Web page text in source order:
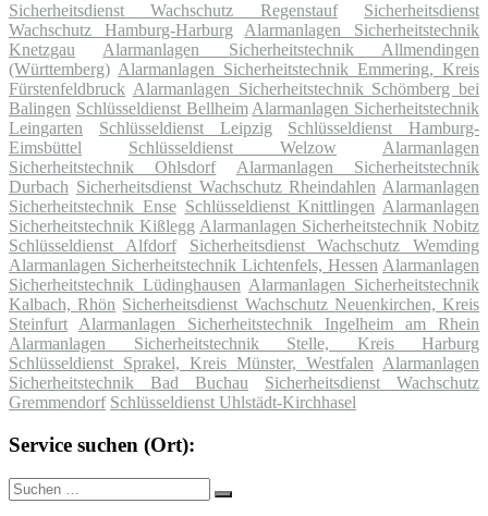
Sicherheitsdienst Wachschutz Regenstauf
Sicherheitsdienst
Wachschutz Hamburg-Harburg
Alarmanlagen Sicherheitstechnik
Knetzgau
Alarmanlagen Sicherheitstechnik Allmendingen
(Württemberg) Alarmanlagen Sicherheitstechnik Emmering, Kreis
Fürstenfeldbruck Alarmanlagen Sicherheitstechnik Schömberg bei
Balingen Schlüsseldienst Bellheim Alarmanlagen Sicherheitstechnik
Leingarten
Schlüsseldienst Leipzig
Schlüsseldienst Hamburg-
Eimsbüttel
Schlüsseldienst Welzow
Alarmanlagen
Sicherheitstechnik Ohlsdorf
Alarmanlagen Sicherheitstechnik
Durbach Sicherheitsdienst Wachschutz Rheindahlen Alarmanlagen
Sicherheitstechnik Ense Schlüsseldienst Knittlingen Alarmanlagen
Sicherheitstechnik Kißlegg Alarmanlagen Sicherheitstechnik Nobitz
Schlüsseldienst Alfdorf
Sicherheitsdienst Wachschutz Wemding
Alarmanlagen Sicherheitstechnik Lichtenfels, Hessen Alarmanlagen
Sicherheitstechnik Lüdinghausen Alarmanlagen Sicherheitstechnik
Kalbach, Rhön Sicherheitsdienst Wachschutz Neuenkirchen, Kreis
Steinfurt
Alarmanlagen Sicherheitstechnik Ingelheim am Rhein
Alarmanlagen Sicherheitstechnik Stelle, Kreis Harburg
Schlüsseldienst Sprakel, Kreis Münster, Westfalen Alarmanlagen
Sicherheitstechnik Bad Buchau
Sicherheitsdienst Wachschutz
Gremmendorf Schlüsseldienst Uhlstädt-Kirchhasel
Service suchen (Ort):
Suche
nach:
Suchen